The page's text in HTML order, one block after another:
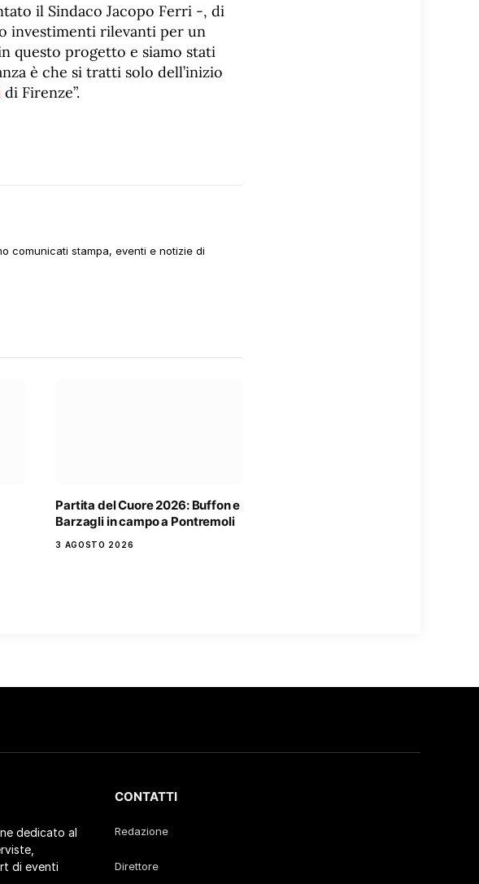
il Sindaco Jacopo Ferri -, di
investimenti rilevanti per un
questo progetto e siamo stati
è che si tratti solo dell’inizio
di Firenze”.
comunicati stampa, eventi e notizie di
Partita del Cuore 2026: Buffon e
Barzagli in campo a Pontremoli
3 AGOSTO 2026
dedicato al
di eventi
CONTATTI
Redazione
Direttore